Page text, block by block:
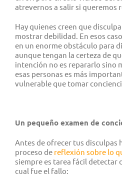
atrevernos a salir si queremos
Hay quienes creen que
mostrar debilidad. En esos
en un enorme obstáculo para
aunque tengan la certeza de
intención no es repararlo sino
esas personas es más
vulnerable que tomar
Un pequeño examen de
Antes de ofrecer tus disculpas
proceso de reflexión sobre lo
siempre es tarea fácil detectar
cual fue el fallo: